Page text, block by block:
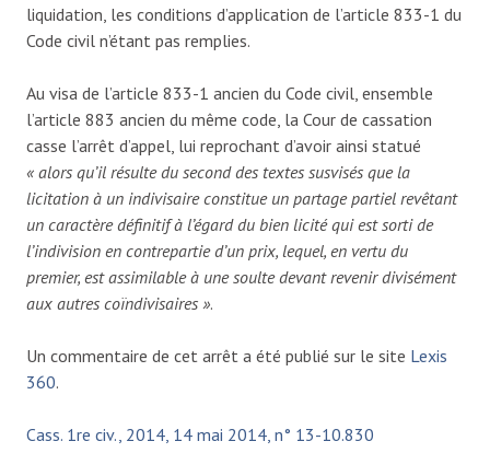
liquidation, les conditions d’application de l’article 833-1 du
Code civil n’étant pas remplies.
Au visa de l’article 833-1 ancien du Code civil, ensemble
l’article 883 ancien du même code, la Cour de cassation
casse l’arrêt d’appel, lui reprochant d’avoir ainsi statué
« alors qu’il résulte du second des textes susvisés que la
licitation à un indivisaire constitue un partage partiel revêtant
un caractère définitif à l’égard du bien licité qui est sorti de
l’indivision en contrepartie d’un prix, lequel, en vertu du
premier, est assimilable à une soulte devant revenir divisément
aux autres coïndivisaires ».
Un commentaire de cet arrêt a été publié sur le site Lexis
360.
Cass. 1re civ., 2014, 14 mai 2014, n° 13-10.830